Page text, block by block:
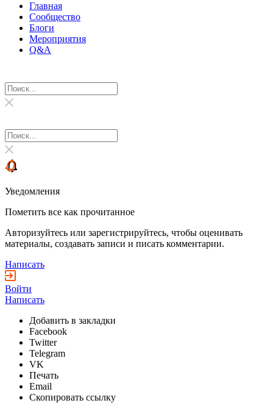
Главная
Сообщество
Блоги
Мероприятия
Q&A
Уведомления
Пометить все как прочитанное
Авторизуйтесь или зарегистрируйтесь, чтобы оценивать
материалы, создавать записи и писать комментарии.
Написать
Войти
Написать
Добавить в закладки
Facebook
Twitter
Telegram
VK
Печать
Email
Скопировать ссылку